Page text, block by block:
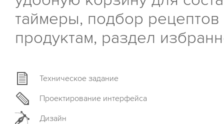
таймеры, подбор
продуктам, раздел
Техническое задание
Проектирование интерфейса
Дизайн